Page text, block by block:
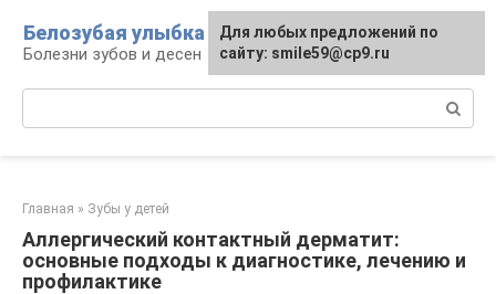
контенту
Белозубая улыбка
Болезни зубов и десен
Главная » Зубы у детей
Аллергический контактный дерматит:
основные подходы к диагностике, лечению и
профилактике
Для любых предложений по
сайту: smile59@cp9.ru